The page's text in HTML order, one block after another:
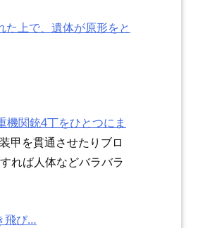
上で、遺体が原形をと
機関銃4丁をひとつにま
甲を貫通させたりブロ
れば人体などバラバラ
飛び…